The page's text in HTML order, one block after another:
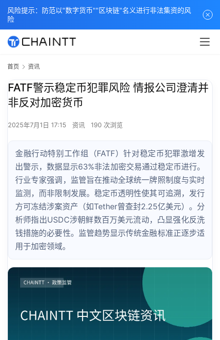
首页 资讯
FATF警示稳定币犯罪风险 情报公司澄清并
非反对加密货币
2025年7月1日 17:15 资讯 190 次浏览
金融行动特别工作组（FATF）针对稳定币犯罪激增发
出警示，数据显示63%非法加密交易通过稳定币进行。
行业专家强调，监管旨在推动全球统一牌照制度与实时
监测，而非限制发展。稳定币透明性使其可追溯，发行
方可冻结涉案资产（如Tether曾查封2.25亿美元）。分
析师指出USDC涉朝鲜数百万美元流动，凸显强化反洗
钱措施的必要性。监管趋势显示传统金融标准正逐步适
用于加密领域。
风险提示：防范以"数字货币""区块链"名义进行非法集资的风
险